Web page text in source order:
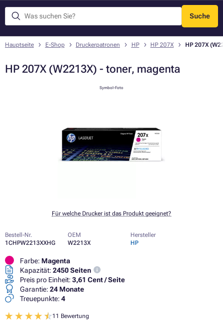
Suche
Menü
Hauptseite E-Shop Druckerpatronen HP HP 207X HP 207X
HP 207X (W2213X) - toner, magenta
Symbol-Foto
Für welche Drucker ist das Produkt geeignet?
Bestell-Nr.
1CHPW2213XXHG
OEM
W2213X
Hersteller
HP
Farbe: Magenta
Kapazität: 2450 Seiten
Preis pro Einheit: 3,61 Cent / Seite
Garantie: 24 Monate
Treuepunkte: 4
11 Bewertung